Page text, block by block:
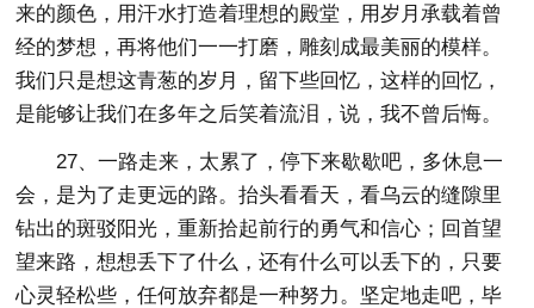
来的颜色，用汗水打造着理想的殿堂，用岁月承载着曾
经的梦想，再将他们一一打磨，雕刻成最美丽的模样。
我们只是想这青葱的岁月，留下些回忆，这样的回忆，
是能够让我们在多年之后笑着流泪，说，我不曾后悔。
27、一路走来，太累了，停下来歇歇吧，多休息一
会，是为了走更远的路。抬头看看天，看乌云的缝隙里
钻出的斑驳阳光，重新拾起前行的勇气和信心；回首望
望来路，想想丢下了什么，还有什么可以丢下的，只要
心灵轻松些，任何放弃都是一种努力。坚定地走吧，毕